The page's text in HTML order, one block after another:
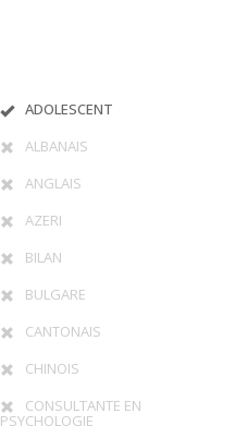
ADOLESCENT
ALBANAIS
ANGLAIS
AZERI
BILAN
BULGARE
CANTONAIS
CHINOIS
CONSULTANTE EN
PSYCHOLOGIE